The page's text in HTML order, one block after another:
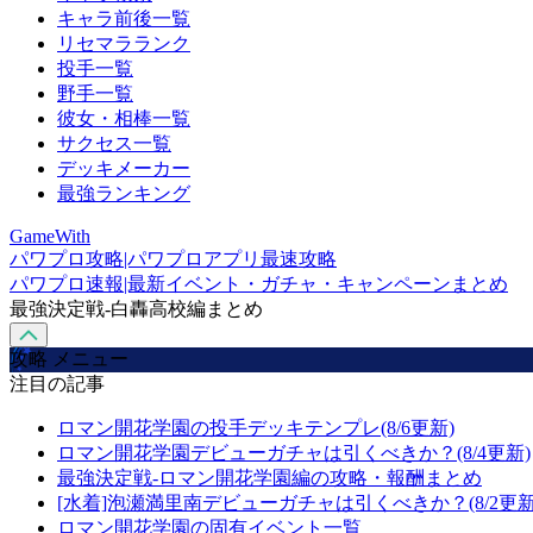
キャラ前後一覧
リセマラランク
投手一覧
野手一覧
彼女・相棒一覧
サクセス一覧
デッキメーカー
最強ランキング
GameWith
パワプロ攻略|パワプロアプリ最速攻略
パワプロ速報|最新イベント・ガチャ・キャンペーンまとめ
最強決定戦-白轟高校編まとめ
攻略 メニュー
注目の記事
ロマン開花学園の投手デッキテンプレ(8/6更新)
ロマン開花学園デビューガチャは引くべきか？(8/4更新)
最強決定戦-ロマン開花学園編の攻略・報酬まとめ
[水着]泡瀬満里南デビューガチャは引くべきか？(8/2更
ロマン開花学園の固有イベント一覧